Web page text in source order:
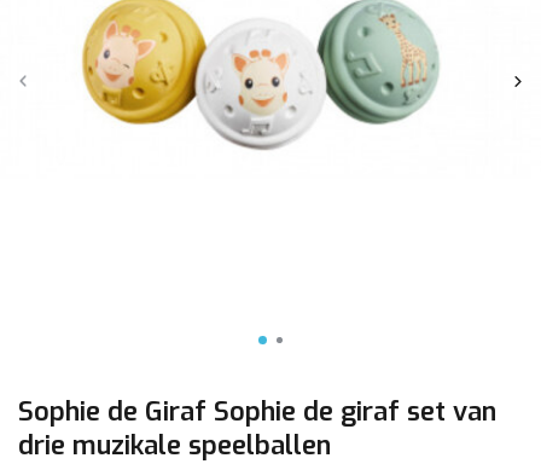
Sophie de Giraf Sophie de giraf set van
drie muzikale speelballen